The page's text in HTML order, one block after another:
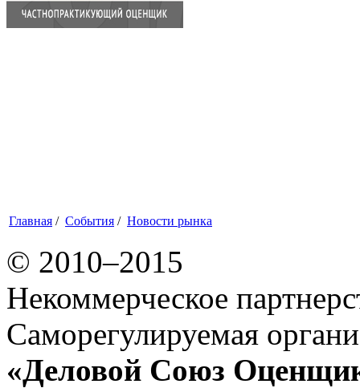
Главная / События / Новости рынка
© 2010–2015
Некоммерческое
Саморегулируемая
«Деловой Союз